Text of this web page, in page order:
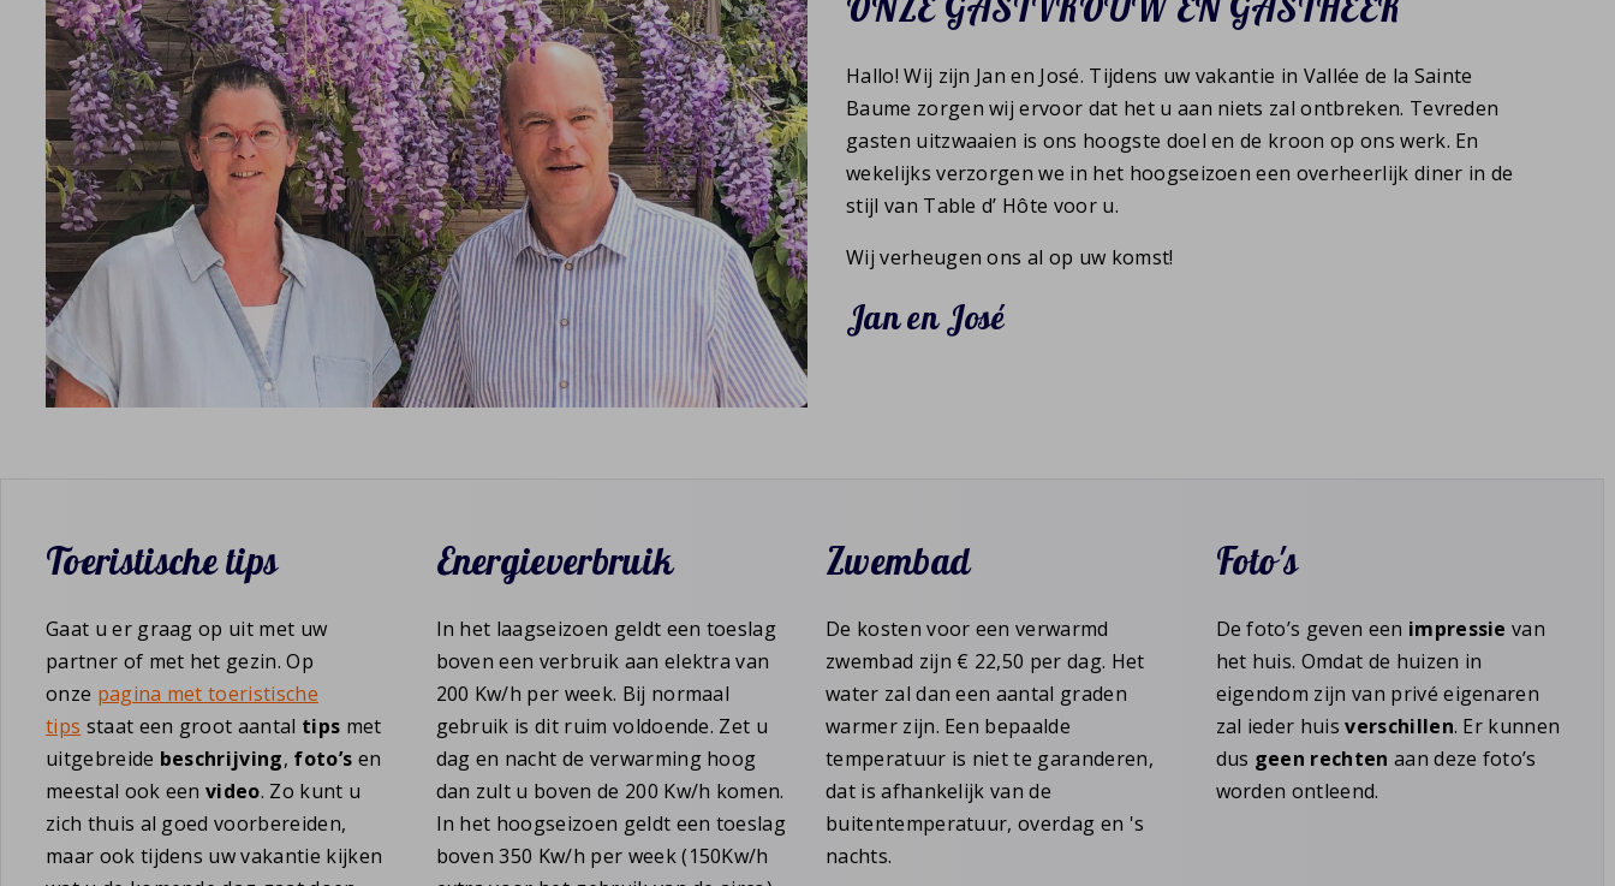
Hallo! Wij zijn Jan en José. Tijdens uw vakantie in Vallée de la Sainte
Baume zorgen wij ervoor dat het u aan niets zal ontbreken. Tevreden
gasten uitzwaaien is ons hoogste doel en de kroon op ons werk. En
wekelijks verzorgen we in het hoogseizoen een overheerlijk diner in de
stijl van Table d’ Hôte voor u.
Wij verheugen ons al op uw komst!
Jan en José
Toeristische tips
Gaat u er graag op uit met uw
partner of met het gezin. Op
onze pagina met toeristische
tips staat een groot aantal tips met
uitgebreide beschrijving, foto’s en
meestal ook eenvideo. Zo kunt u
zich thuis al goed voorbereiden,
maar ook tijdens uw vakantie kijken
Energieverbruik
In het laagseizoen geldt een toeslag
boven een verbruik aan elektra van
200 Kw/h per week. Bij normaal
gebruik is dit ruim voldoende. Zet u
dag en nacht de verwarming hoog
dan zult u boven de 200 Kw/h komen.
In het hoogseizoen geldt een toeslag
boven 350 Kw/h per week (150Kw/h
Zwembad
De kosten voor een verwarmd
zwembad zijn € 22,50 per dag. Het
water zal dan een aantal graden
warmer zijn. Een bepaalde
temperatuur is niet te garanderen,
dat is afhankelijk van de
buitentemperatuur, overdag en 's
nachts.
Foto's
De foto’s geven een impressie van
het huis. Omdat de huizen in
eigendom zijn van privé eigenaren
zal ieder huisverschillen. Er kunnen
dus geen rechten aan deze foto’s
worden ontleend.